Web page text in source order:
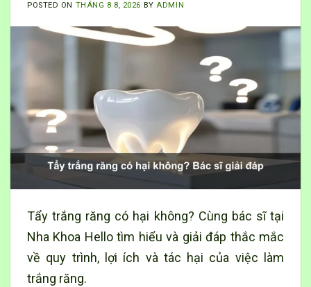
POSTED ON THÁNG 8 8, 2026 BYADMIN
Tẩy trắng răng có hại không? Cùng bác sĩ tại
Nha Khoa Hello tìm hiểu và giải đáp thắc mắc
về quy trình, lợi ích và tác hại của việc làm
trắng răng.